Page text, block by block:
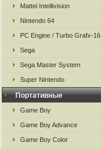
Mattel Intellivision
Nintendo 64
PC Engine / Turbo Grafx-16
Sega
Sega Master System
Super Nintendo
Портативные
Game Boy
Game Boy Advance
Game Boy Color